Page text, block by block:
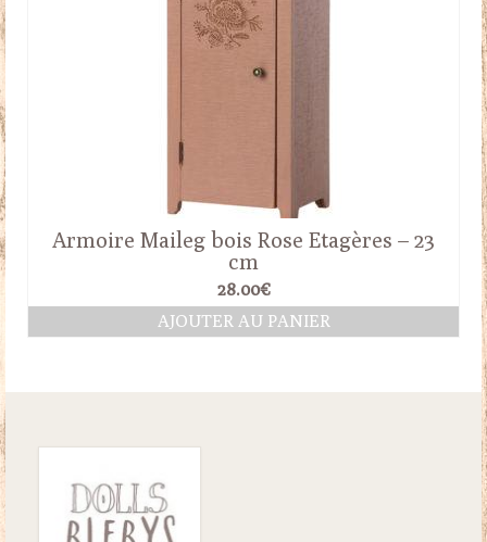
Armoire Maileg bois Rose Etagères – 23
cm
28.00€
AJOUTER AU PANIER